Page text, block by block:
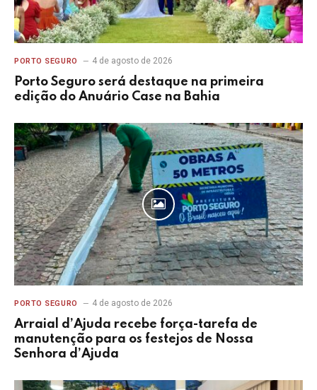
PORTO SEGURO 4 de agosto de 2026
Porto Seguro será destaque na primeira
edição do Anuário Case na Bahia
PORTO SEGURO 4 de agosto de 2026
Arraial d’Ajuda recebe força-tarefa de
manutenção para os festejos de Nossa
Senhora d’Ajuda